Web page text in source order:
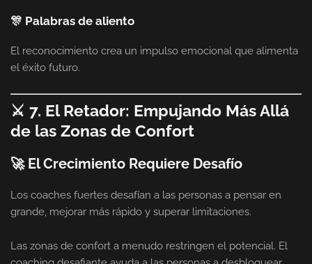
🎊 Palabras de aliento
El reconocimiento crea un impulso emocional que alimenta
el éxito futuro.
⚔️ 7. El Retador: Empujando Más Allá
de las Zonas de Confort
🚀 El Crecimiento Requiere Desafío
Los coaches fuertes desafían a las personas a pensar en
grande, mejorar más rápido y superar limitaciones.
Las zonas de confort a menudo restringen el potencial. El